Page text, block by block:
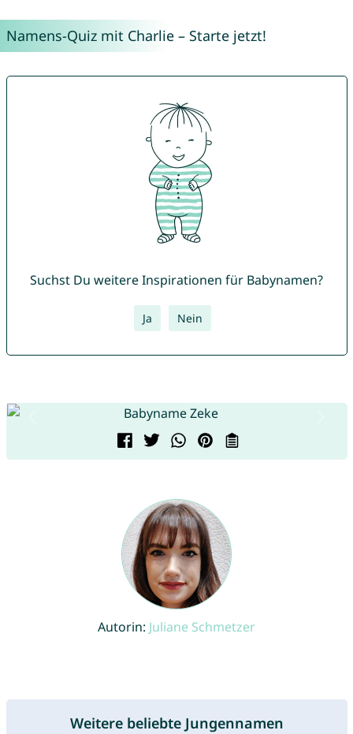
Namens-Quiz mit Charlie – Starte jetzt!
Suchst Du weitere Inspirationen für Babynamen?
Ja Nein
Autorin: Juliane Schmetzer
Weitere beliebte Jungennamen